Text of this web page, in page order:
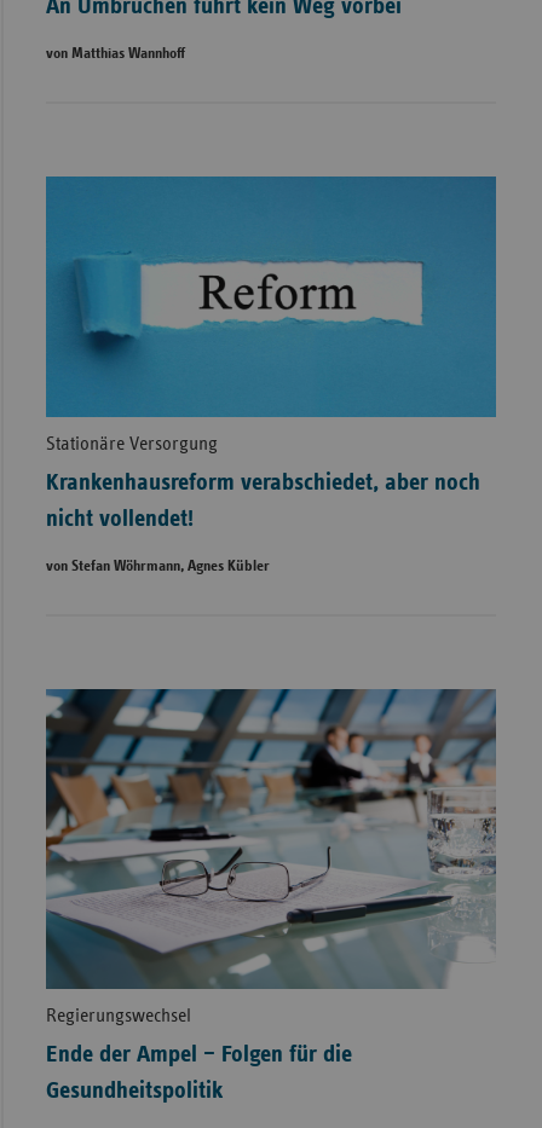
An Umbrüchen führt kein Weg vorbei
von Matthias Wannhoff
Stationäre Versorgung
Krankenhausreform verabschiedet, aber noch
nicht vollendet!
von Stefan Wöhrmann, Agnes Kübler
Regierungswechsel
Ende der Ampel – Folgen für die
Gesundheitspolitik